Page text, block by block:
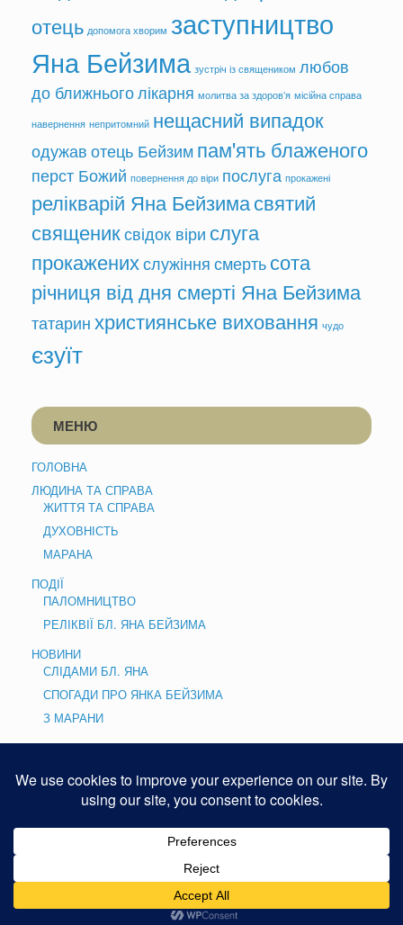
отець допомога хворим заступництво
Яна Бейзима зустріч із священиком любов
до ближньоголікарня молитва за здоров’я місійна справа
навернення непритомний нещасний випадок
одужав отець Бейзим пам'ять блаженого
перст Божий повернення до віри послуга прокажені
релікварій Яна Бейзимасвятий
священиксвідок віри слуга
прокаженихслужіння смерть сота
річниця від дня смерті Яна Бейзима
татарин християнське виховання чудо
єзуїт
МЕНЮ
ГОЛОВНА
ЛЮДИНА ТА СПРАВА
ЖИТТЯ ТА СПРАВА
ДУХОВНІСТЬ
МАРАНА
ПОДІЇ
ПАЛОМНИЦТВО
РЕЛІКВІЇ БЛ. ЯНА БЕЙЗИМА
НОВИНИ
СЛІДАМИ БЛ. ЯНА
СПОГАДИ ПРО ЯНКА БЕЙЗИМА
З МАРАНИ
КУЛЬТ
СВІТЛИНИ
Copyright © 2015. REFERAT MISYJNY PME